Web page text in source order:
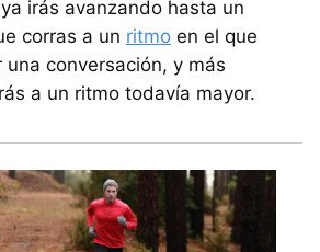
irás avanzando hasta un
corras a un ritmo en el que
conversación, y más
a un ritmo todavía mayor.